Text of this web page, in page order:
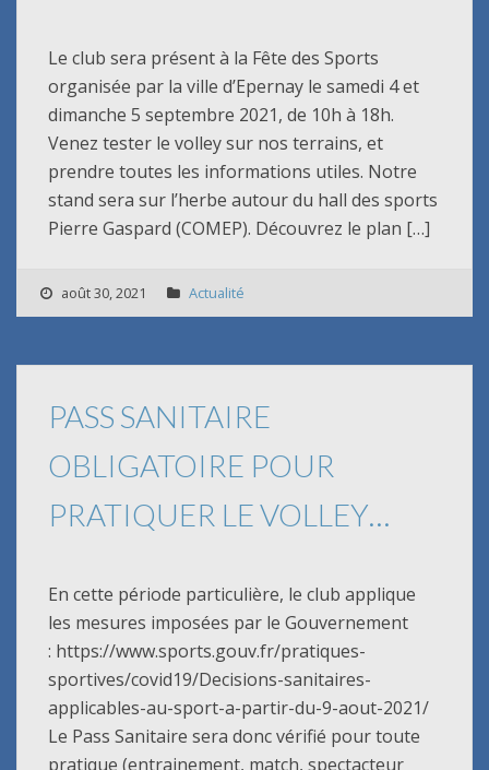
Le club sera présent à la Fête des Sports
organisée par la ville d’Epernay le samedi 4 et
dimanche 5 septembre 2021, de 10h à 18h.
Venez tester le volley sur nos terrains, et
prendre toutes les informations utiles. Notre
stand sera sur l’herbe autour du hall des sports
Pierre Gaspard (COMEP). Découvrez le plan […]
août 30, 2021 Actualité
PASS SANITAIRE
OBLIGATOIRE POUR
PRATIQUER LE VOLLEY…
En cette période particulière, le club applique
les mesures imposées par le Gouvernement
: https://www.sports.gouv.fr/pratiques-
sportives/covid19/Decisions-sanitaires-
applicables-au-sport-a-partir-du-9-aout-2021/
Le Pass Sanitaire sera donc vérifié pour toute
pratique (entrainement, match, spectacteur